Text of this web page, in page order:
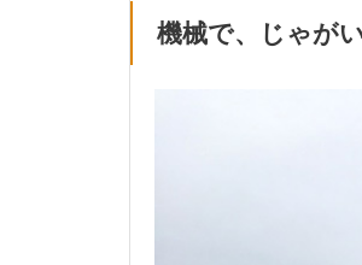
機械で、じゃが